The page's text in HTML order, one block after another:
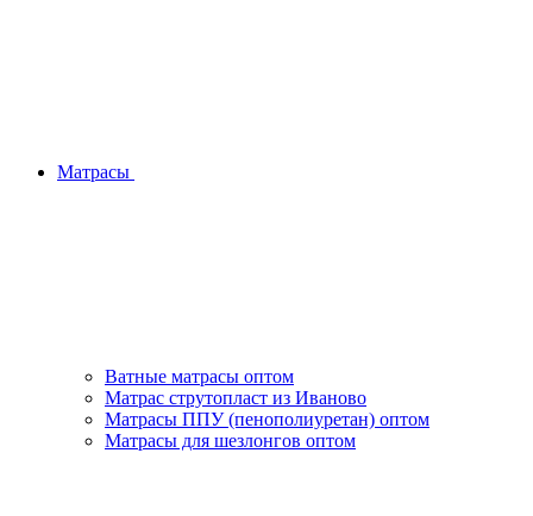
Матрасы
Ватные матрасы оптом
Матрас струтопласт из Иваново
Матрасы ППУ (пенополиуретан) оптом
Матрасы для шезлонгов оптом